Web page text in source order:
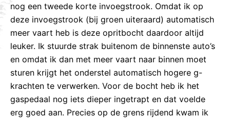
nog een tweede korte invoegstrook. Omdat ik op
deze invoegstrook (bij groen uiteraard) automatisch
meer vaart heb is deze opritbocht daardoor altijd
leuker. Ik stuurde strak buitenom de binnenste auto’s
en omdat ik dan met meer vaart naar binnen moet
sturen krijgt het onderstel automatisch hogere g-
krachten te verwerken. Voor de bocht heb ik het
gaspedaal nog iets dieper ingetrapt en dat voelde
erg goed aan. Precies op de grens rijdend kwam ik